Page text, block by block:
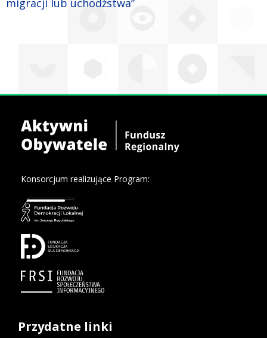
migracji lub uchodźstwa”
Konsorcjum realizujące Program:
Przydatne linki